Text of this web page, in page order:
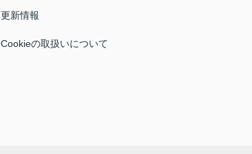
更新情報
Cookieの取扱いについて